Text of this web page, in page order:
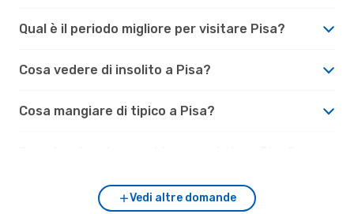
Qual è il periodo migliore per visitare Pisa?
Cosa vedere di insolito a Pisa?
Cosa mangiare di tipico a Pisa?
Vedi altre domande